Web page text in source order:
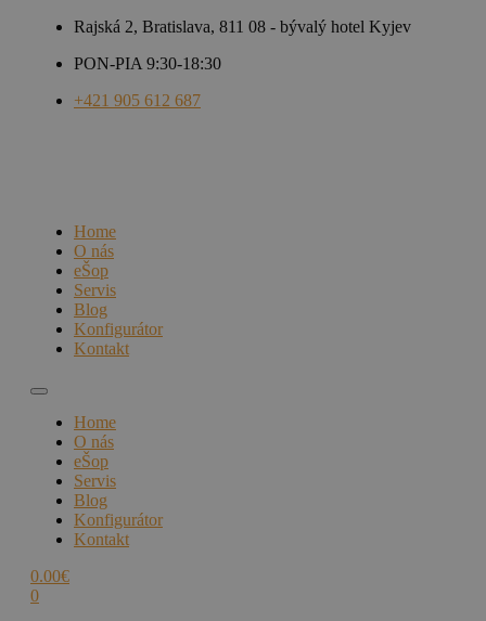
Rajská 2, Bratislava, 811 08 - bývalý hotel Kyjev
PON-PIA 9:30-18:30
+421 905 612 687
Home
O nás
eŠop
Servis
Blog
Konfigurátor
Kontakt
Home
O nás
eŠop
Servis
Blog
Konfigurátor
Kontakt
0.00€
0